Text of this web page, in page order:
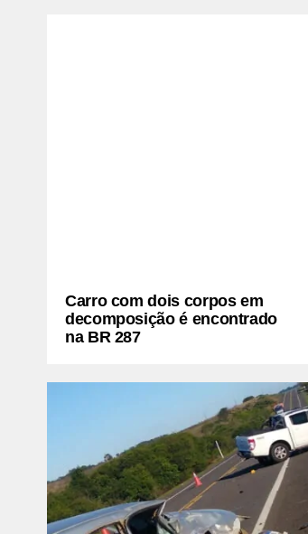
Carro com dois corpos em
decomposição é encontrado
na BR 287